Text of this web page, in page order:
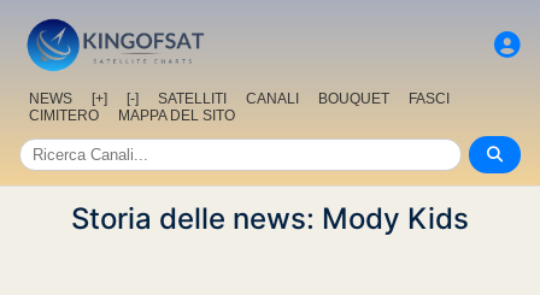
NEWS [+] [-] SATELLITI CANALI BOUQUET
FASCI
CIMITERO
MAPPA DEL SITO
Storia delle news: Mody Kids